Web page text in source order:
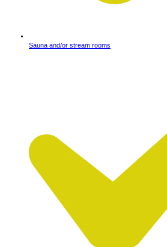
Sauna and/or stream rooms